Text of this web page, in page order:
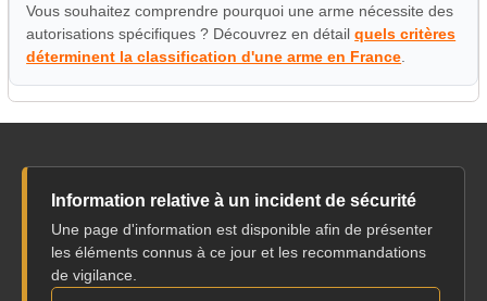
Vous souhaitez comprendre pourquoi une arme nécessite des
autorisations spécifiques ? Découvrez en détailquels critères
déterminent la classification d'une arme en France.
Information relative à un incident de sécurité
Une page d'information est disponible afin de présenter
les éléments connus à ce jour et les recommandations
de vigilance.